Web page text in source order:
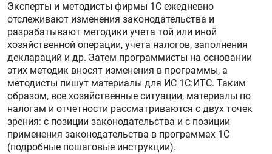
Эксперты и методисты фирмы 1С ежедневно
отслеживают изменения законодательства и
разрабатывают методики учета той или иной
хозяйственной операции, учета налогов, заполнения
деклараций и др. Затем программисты на основании
этих методик вносят изменения в программы, а
методисты пишут материалы для ИС 1С:ИТС. Таким
образом, все хозяйственные ситуации, материалы по
налогам и отчетности рассматриваются с двух точек
зрения: с позиции законодательства и с позиции
применения законодательства в программах 1С
(подробные пошаговые инструкции).